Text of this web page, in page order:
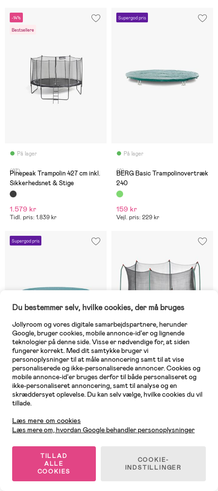
-14%
Bestsellere
På lager
(27)
Pinepeak Trampolin 427 cm inkl.
Sikkerhedsnet & Stige
1.579 kr
Tidl. pris: 1.839 kr
Supergod pris
På lager
(0)
BERG Basic Trampolinovertræk
240
159 kr
Vejl. pris: 229 kr
Supergod pris
På lager
(0)
BERG Basic Trampolinovertræk
270
189 kr
Midlertidigt udsolgt
(0)
Bestway Xtreme Air 427x286
Du bestemmer selv, hvilke cookies, der må bruges
Jollyroom og vores digitale samarbejdspartnere, herunder
Google, bruger cookies, mobile annonce-id'er og lignende
teknologier på denne side. Visse er nødvendige for, at siden
fungerer korrekt. Med dit samtykke bruger vi
personoplysninger til at måle annoncering samt til at vise
personaliserede og ikke-personaliserede annoncer. Cookies og
mobile annonce-id'er bruges derfor til både personaliseret og
ikke-personaliseret annoncering, samt til analyse og en
skræddersyet oplevelse. Du kan selv vælge, hvilke cookies du vil
tillade.
Læs mere om cookies
Læs mere om, hvordan Google behandler personoplysninger
TILLAD
ALLE
COOKIES
COOKIE-
INDSTILLINGER